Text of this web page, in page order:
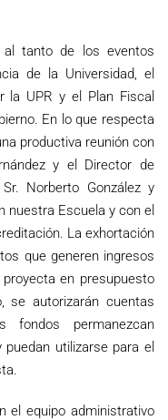
tanto de los eventos
de la Universidad, el
la UPR y el Plan Fiscal
En lo que respecta
productiva reunión con
y el Director de
Norberto González y
nuestra Escuela y con el
La exhortación
que generen ingresos
en presupuesto
autorizarán cuentas
fondos permanezcan
utilizarse para el
el equipo administrativo